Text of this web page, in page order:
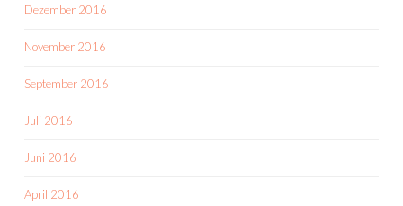
Dezember 2016
November 2016
September 2016
Juli 2016
Juni 2016
April 2016